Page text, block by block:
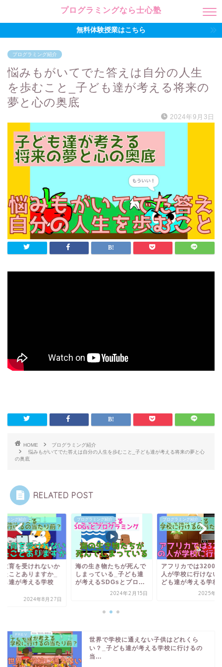
プログラミングなら士心塾
無料体験授業はこちら
プログラミング紹介
悩みもがいてでた答えは自分の人生
を歩むこと_子ども達が考える将来の
夢と心の奥底
2024年9月3日
HOME
プログラミング紹介
悩みもがいてでた答えは自分の人生を歩むこと_子ども達が考える将来の夢と心
の奥底
RELATED POST
ラミング紹介
教育を受けれないか
たことありますか_
も達が考える学校
2024年8月27日
プログラミング紹介
海の生き物たちが死んで
しまっている_子ども達
が考えるSDGsとプロ...
2024年2月15日
プログラミング紹介
アフリカでは3200
人が学校に行けない
ども達が考える学校
2025年2
世界で学校に通えない子供はどれくら
い？_子ども達が考える学校に行けるの
当...